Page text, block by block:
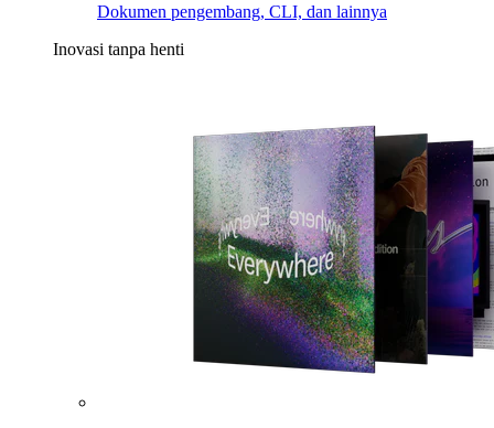
Dokumen pengembang, CLI, dan lainnya
Inovasi tanpa henti